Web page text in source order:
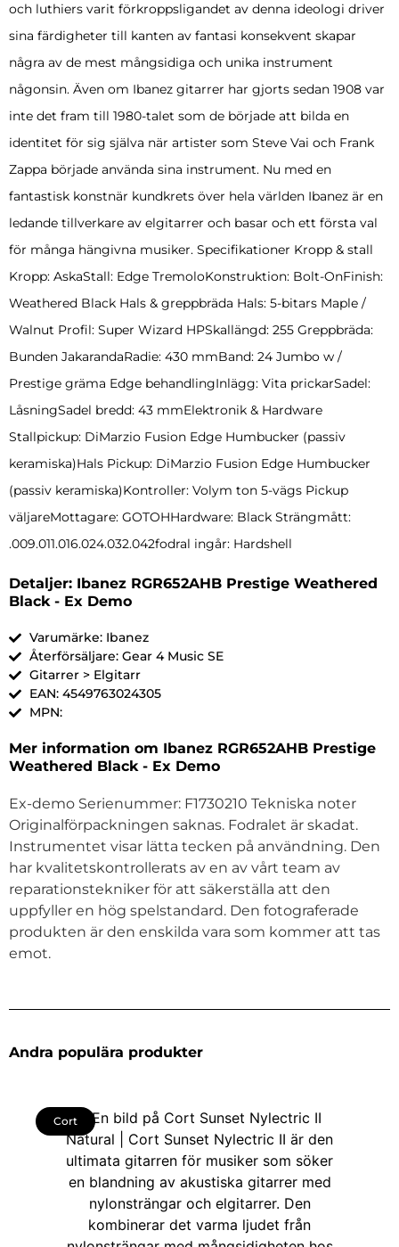
och luthiers varit förkroppsligandet av denna ideologi driver
sina färdigheter till kanten av fantasi konsekvent skapar
några av de mest mångsidiga och unika instrument
någonsin. Även om Ibanez gitarrer har gjorts sedan 1908 var
inte det fram till 1980-talet som de började att bilda en
identitet för sig själva när artister som Steve Vai och Frank
Zappa började använda sina instrument. Nu med en
fantastisk konstnär kundkrets över hela världen Ibanez är en
ledande tillverkare av elgitarrer och basar och ett första val
för många hängivna musiker. Specifikationer Kropp & stall
Kropp: AskaStall: Edge TremoloKonstruktion: Bolt-OnFinish:
Weathered Black Hals & greppbräda Hals: 5-bitars Maple /
Walnut Profil: Super Wizard HPSkallängd: 255 Greppbräda:
Bunden JakarandaRadie: 430 mmBand: 24 Jumbo w /
Prestige gräma Edge behandlingInlägg: Vita prickarSadel:
LåsningSadel bredd: 43 mmElektronik & Hardware
Stallpickup: DiMarzio Fusion Edge Humbucker (passiv
keramiska)Hals Pickup: DiMarzio Fusion Edge Humbucker
(passiv keramiska)Kontroller: Volym ton 5-vägs Pickup
väljareMottagare: GOTOHHardware: Black Strängmått:
.009.011.016.024.032.042fodral ingår: Hardshell
Detaljer: Ibanez RGR652AHB Prestige Weathered
Black - Ex Demo
Varumärke: Ibanez
Återförsäljare: Gear 4 Music SE
Gitarrer > Elgitarr
EAN: 4549763024305
MPN:
Mer information om Ibanez RGR652AHB Prestige
Weathered Black - Ex Demo
Ex-demo Serienummer: F1730210 Tekniska noter
Originalförpackningen saknas. Fodralet är skadat.
Instrumentet visar lätta tecken på användning. Den
har kvalitetskontrollerats av en av vårt team av
reparationstekniker för att säkerställa att den
uppfyller en hög spelstandard. Den fotograferade
produkten är den enskilda vara som kommer att tas
emot.
Andra populära produkter
Cort